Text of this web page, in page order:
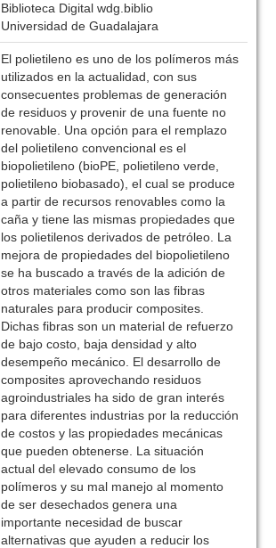
Biblioteca Digital wdg.biblio
Universidad de Guadalajara
El polietileno es uno de los polímeros más
utilizados en la actualidad, con sus
consecuentes problemas de generación
de residuos y provenir de una fuente no
renovable. Una opción para el remplazo
del polietileno convencional es el
biopolietileno (bioPE, polietileno verde,
polietileno biobasado), el cual se produce
a partir de recursos renovables como la
caña y tiene las mismas propiedades que
los polietilenos derivados de petróleo. La
mejora de propiedades del biopolietileno
se ha buscado a través de la adición de
otros materiales como son las fibras
naturales para producir composites.
Dichas fibras son un material de refuerzo
de bajo costo, baja densidad y alto
desempeño mecánico. El desarrollo de
composites aprovechando residuos
agroindustriales ha sido de gran interés
para diferentes industrias por la reducción
de costos y las propiedades mecánicas
que pueden obtenerse. La situación
actual del elevado consumo de los
polímeros y su mal manejo al momento
de ser desechados genera una
importante necesidad de buscar
alternativas que ayuden a reducir los